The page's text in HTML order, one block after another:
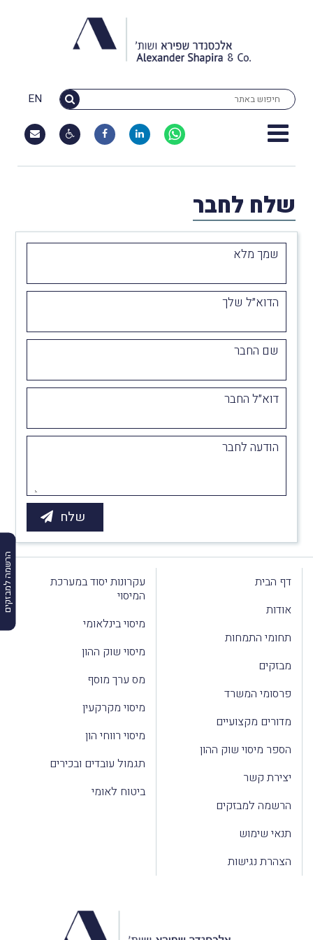
EN
הרשמה למבזקים
שלח לחבר
שמך מלא
הדוא״ל שלך
שם החבר
דוא״ל החבר
הודעה לחבר
דף הבית
אודות
תחומי התמחות
מבזקים
פרסומי המשרד
מדורים מקצועיים
הספר מיסוי שוק ההון
יצירת קשר
הרשמה למבזקים
תנאי שימוש
הצהרת נגישות
עקרונות יסוד במערכת
המיסוי
מיסוי בינלאומי
מיסוי שוק ההון
מס ערך מוסף
מיסוי מקרקעין
מיסוי רווחי הון
תגמול עובדים ובכירים
ביטוח לאומי